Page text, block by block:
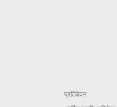
प्रतिवेदन